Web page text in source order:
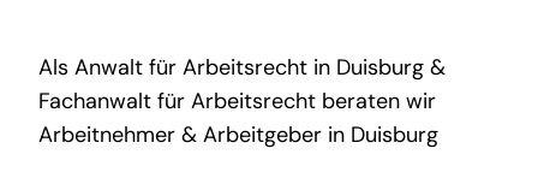
Als Anwalt für Arbeitsrecht in Duisburg &
Fachanwalt für Arbeitsrecht beraten wir
Arbeitnehmer & Arbeitgeber in Duisburg